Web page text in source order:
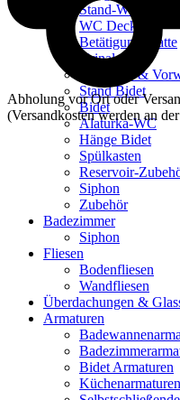
Abholung vor Ort oder
(Versandkosten werden an
Stand-WC-Sets
WC Deckel
Betätigungsplatte
Urinal
Reservoir &
Stand Bidet
Bidet
Alaturka-WC
Hänge Bidet
Spülkasten
Reservoir-
Siphon
Zubehör
Badezimmer
Siphon
Fliesen
Bodenfliesen
Wandfliesen
Überdachungen &
Armaturen
Bidet Armaturen
Küchenarmaturen